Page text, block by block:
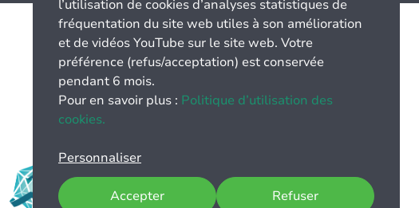
l’utilisation de cookies d’analyses statistiques de
fréquentation du site web utiles à son amélioration
et de vidéos YouTube sur le site web. Votre
préférence (refus/acceptation) est conservée
pendant 6 mois.
Pour en savoir plus : Politique d’utilisation des
cookies.
Personnaliser
Refuser
Accepter